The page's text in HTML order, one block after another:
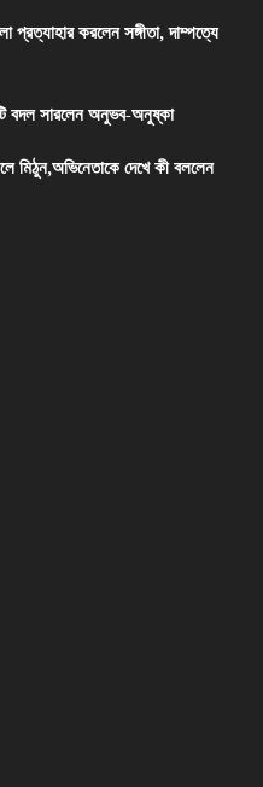
প্রত্যাহার করলেন সঙ্গীতা, দাম্পত্যে
বদল সারলেন অনুভব-অনুষ্কা
মিঠুন,অভিনেতাকে দেখে কী বললেন